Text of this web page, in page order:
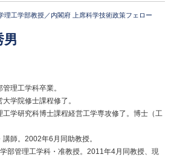
理工学部教授／内閣府 上席科学技術政策フェロー
男
理工学科卒業。
学院修士課程修了。
学研究科博士課程経営工学専攻修了。博士（工
師。2002年6月同助教授。
部管理工学科・准教授。2011年4月同教授、現